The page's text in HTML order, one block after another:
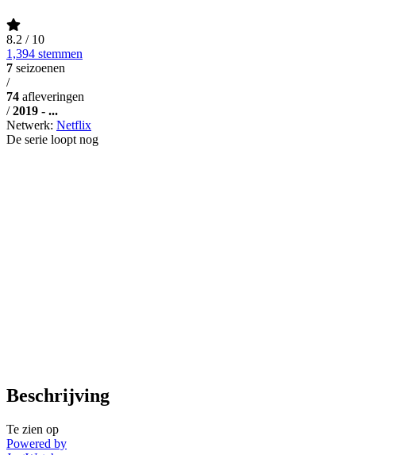
8.2 / 10
1,394 stemmen
7 seizoenen
/
74 afleveringen
/ 2019 - ...
Netwerk: Netflix
De serie loopt nog
Beschrijving
Te zien op
Powered by